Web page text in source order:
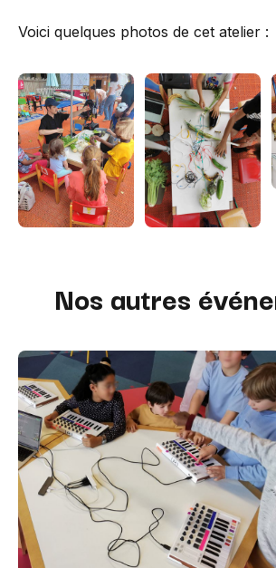
Voici quelques photos de cet atelier :
Nos autres